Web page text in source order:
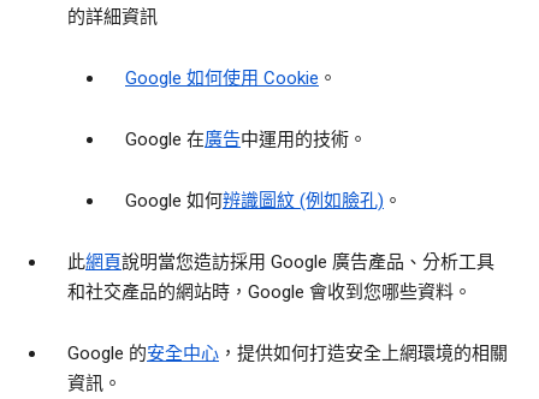
的詳細資訊
Google 如何使用 Cookie 。
Google 在廣告中運用的技術。
Google 如何辨識圖紋 (例如臉孔) 。
此網頁說明當您造訪採用 Google 廣告產品、分析工具
和社交產品的網站時，Google 會收到您哪些資料。
Google 的安全中心 ，提供如何打造安全上網環境的相關
資訊。